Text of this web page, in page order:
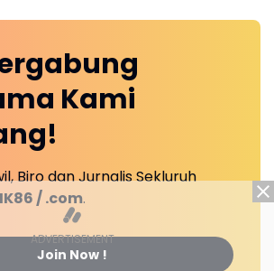
Kami
Biro dan Jurnalis Sekluruh
/ .com.
Join Now !